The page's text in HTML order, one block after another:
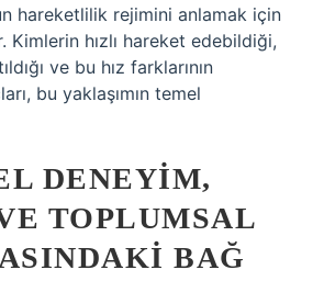
hareketlilik rejimini anlamak için
Kimlerin hızlı hareket edebildiği,
ve bu hız farklarının
bu yaklaşımın temel
DENEYIM,
TOPLUMSAL
BAĞ